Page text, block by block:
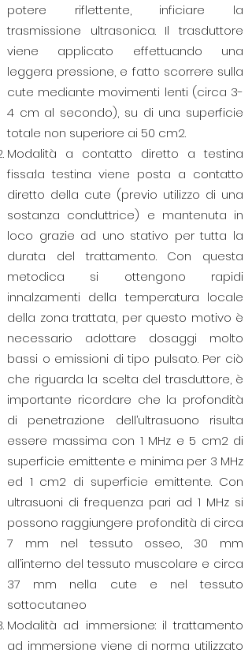
potere riflettente, inficiare la
trasmissione ultrasonica. Il trasduttore
viene applicato effettuando una
leggera pressione, e fatto scorrere sulla
cute mediante movimenti lenti (circa 3-
4 cm al secondo), su di una superficie
totale non superiore ai 50 cm2.
Modalità a contatto diretto a testina
fissa:la testina viene posta a contatto
diretto della cute (previo utilizzo di una
sostanza conduttrice) e mantenuta in
loco grazie ad uno stativo per tutta la
durata del trattamento. Con questa
metodica si ottengono rapidi
innalzamenti della temperatura locale
della zona trattata, per questo motivo è
necessario adottare dosaggi molto
bassi o emissioni di tipo pulsato. Per ciò
che riguarda la scelta del trasduttore, è
importante ricordare che la profondità
di penetrazione dell’ultrasuono risulta
essere massima con 1 MHz e 5 cm2 di
superficie emittente e minima per 3 MHz
ed 1 cm2 di superficie emittente. Con
ultrasuoni di frequenza pari ad 1 MHz si
possono raggiungere profondità di circa
7 mm nel tessuto osseo, 30 mm
all’interno del tessuto muscolare e circa
37 mm nella cute e nel tessuto
sottocutaneo
Modalità ad immersione: il trattamento
ad immersione viene di norma utilizzato